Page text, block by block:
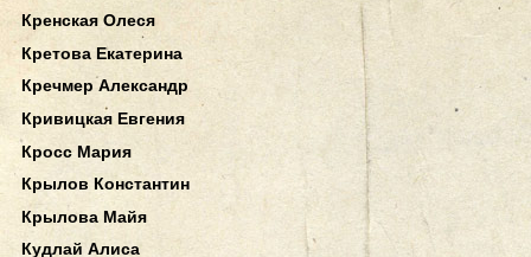
Кренская Олеся
Кретова Екатерина
Кречмер Александр
Кривицкая Евгения
Кросс Мария
Крылов Константин
Крылова Майя
Кудлай Алиса